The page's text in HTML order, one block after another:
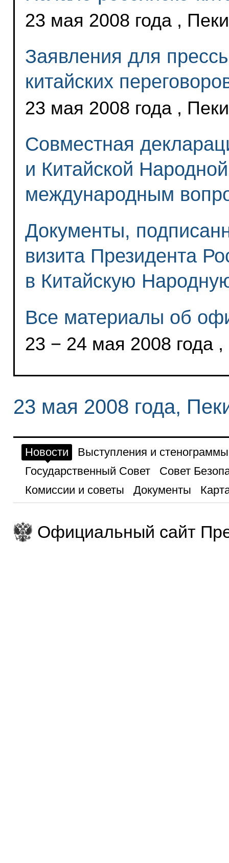
23 мая 2008 года ,
Заявления для
китайских
23 мая 2008 года ,
Совместная
и Китайской
международным
Документы,
визита Президента
в Китайскую
Все материалы об
23 − 24 мая 2008 года
23 мая 2008 года,
Новости
Выступления и стенограммы
Государственный Совет
Совет
Комиссии и советы
Документы
Официальный сайт